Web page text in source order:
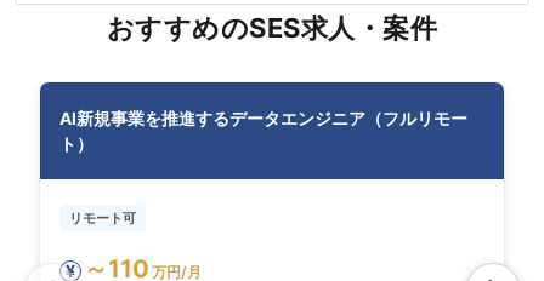
おすすめのSES求人・案件
AI新規事業を推進するデータエンジニア（フルリモー
ト）
リモート可
¥ ～110 万円/月